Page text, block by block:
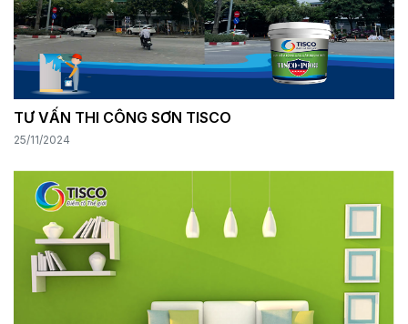
TƯ VẤN THI CÔNG SƠN TISCO
25/11/2024